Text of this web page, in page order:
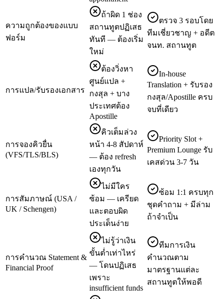
ความถูกต้องของแบบ
ฟอร์ม
ถ้าผิด 1 ช่อง
สถานทูตปฏิเสธ
ทันที — ต้องเริ่ม
ใหม่
ตรวจ 3 รอบโดย
ทีมเชี่ยวชาญ + อดีต
จนท. สถานทูต
การแปล/รับรองเอกสาร
ต้องวิ่งหา
ศูนย์แปล +
กงสุล + บาง
ประเทศต้อง
Apostille
In-house
Translation + รับรอง
กงสุล/Apostille ครบ
จบที่เดียว
การจองคิวยื่น
(VFS/TLS/BLS)
คิวเต็มล่วง
หน้า 4-8 สัปดาห์
— ต้อง refresh
เองทุกวัน
Priority Slot +
Premium Lounge รับ
เคสด่วน 3-7 วัน
การสัมภาษณ์ (USA /
UK / Schengen)
ไม่มีใคร
ซ้อม — เครียด
และตอบผิด
ประเด็นง่าย
ซ้อม 1:1 ครบทุก
ชุดคำถาม + มีล่าม
ถ้าจำเป็น
การคำนวณ Statement &
Financial Proof
ไม่รู้ว่าเงิน
ขั้นต่ำเท่าไหร่
— โดนปฏิเสธ
เพราะ
insufficient funds
ทีมการเงิน
คำนวณตาม
มาตรฐานแต่ละ
สถานทูตให้พอดี